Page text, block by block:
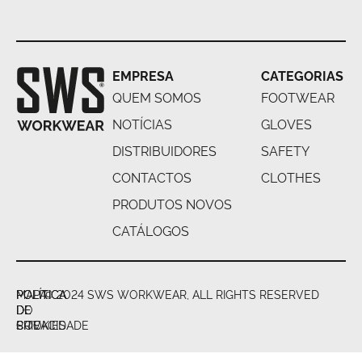
EMPRESA
QUEM SOMOS
NOTÍCIAS
DISTRIBUIDORES
CONTACTOS
PRODUTOS NOVOS
CATÁLOGOS
CATEGORIAS
FOOTWEAR
GLOVES
SAFETY
CLOTHES
© 2024 SWS WORKWEAR, ALL RIGHTS RESERVED
POLÍTICA
DE
PRIVACIDADE
POLÍTICA
DE
COOKIES
MAPA
DO
SITE